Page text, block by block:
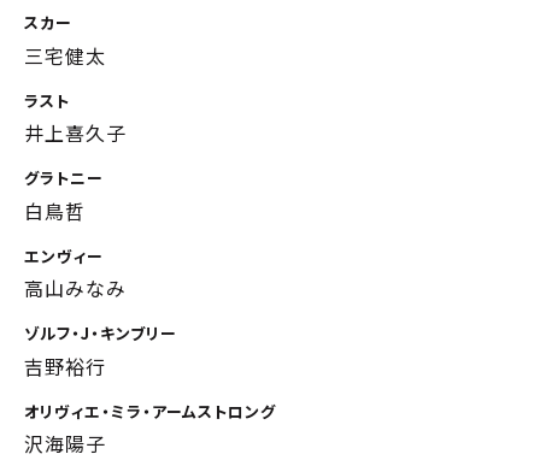
スカー
三宅健太
ラスト
井上喜久子
グラトニー
白鳥哲
エンヴィー
高山みなみ
ゾルフ・J・キンブリー
吉野裕行
オリヴィエ・ミラ・アームストロング
沢海陽子